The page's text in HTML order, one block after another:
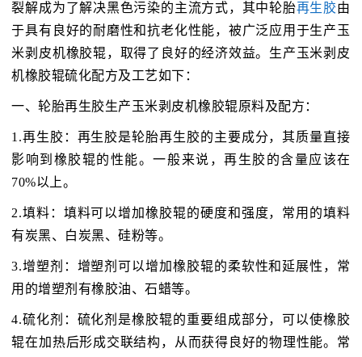
裂解成为了解决黑色污染的主流方式，其中轮胎再生胶由
于具有良好的耐磨性和抗老化性能，被广泛应用于生产玉
米剥皮机橡胶辊，取得了良好的经济效益。生产玉米剥皮
机橡胶辊硫化配方及工艺如下：
一、轮胎再生胶生产玉米剥皮机橡胶辊原料及配方：
1.再生胶：再生胶是轮胎再生胶的主要成分，其质量直接
影响到橡胶辊的性能。一般来说，再生胶的含量应该在
70%以上。
2.填料：填料可以增加橡胶辊的硬度和强度，常用的填料
有炭黑、白炭黑、硅粉等。
3.增塑剂：增塑剂可以增加橡胶辊的柔软性和延展性，常
用的增塑剂有橡胶油、石蜡等。
4.硫化剂：硫化剂是橡胶辊的重要组成部分，可以使橡胶
辊在加热后形成交联结构，从而获得良好的物理性能。常